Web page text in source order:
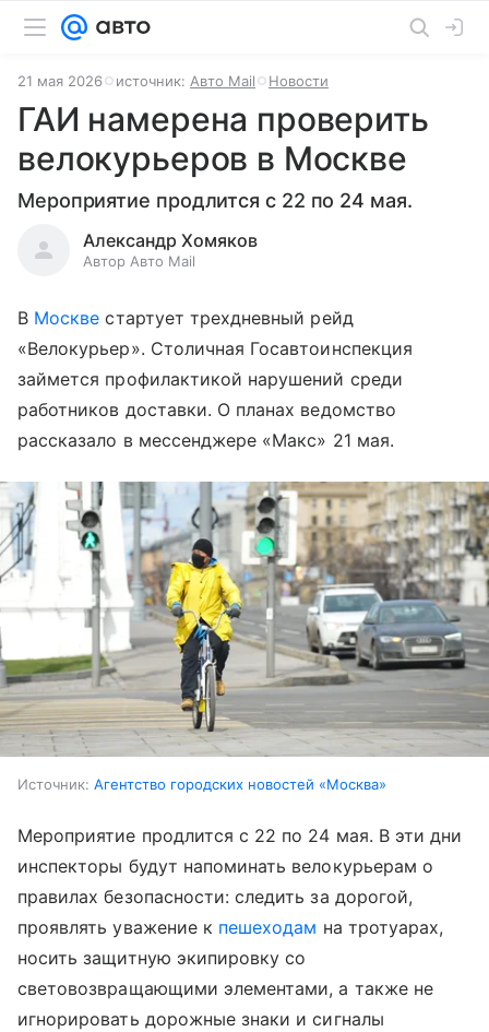
21 мая 2026 источник: Авто Mail Новости
ГАИ намерена проверить
велокурьеров в Москве
Мероприятие продлится с 22 по 24 мая.
Александр Хомяков
Автор Авто Mail
В Москве стартует трехдневный рейд
«Велокурьер». Столичная Госавтоинспекция
займется профилактикой нарушений среди
работников доставки. О планах ведомство
рассказало в мессенджере «Макс» 21 мая.
Источник: Агентство городских новостей «Москва»
Мероприятие продлится с 22 по 24 мая. В эти дни
инспекторы будут напоминать велокурьерам о
правилах безопасности: следить за дорогой,
проявлять уважение к пешеходам на тротуарах,
носить защитную экипировку со
световозвращающими элементами, а также не
игнорировать дорожные знаки и сигналы